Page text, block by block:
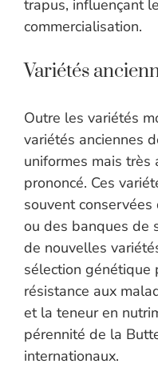
trapus, influençant
commercialisation.
Variétés
Outre les variétés
variétés anciennes
uniformes mais
prononcé. Ces
souvent
ou des banques de
de nouvelles
sélection génétique
résistance aux
et la teneur en
pérennité de la
internationaux.